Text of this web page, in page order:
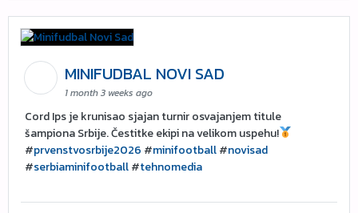
MINIFUDBAL NOVI SAD
1 month 3 weeks ago
Cord Ips je krunisao sjajan turnir osvajanjem titule
šampiona Srbije. Čestitke ekipi na velikom uspehu!
#prvenstvosrbije2026 #minifootball#novisad
#serbiaminifootball#tehnomedia